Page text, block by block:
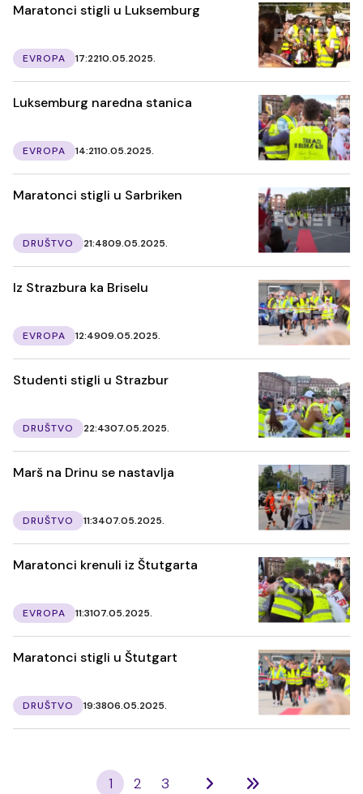
Maratonci stigli u Luksemburg
EVROPA 17:2210.05.2025.
Luksemburg naredna stanica
EVROPA 14:2110.05.2025.
Maratonci stigli u Sarbriken
DRUŠTVO 21:4809.05.2025.
Iz Strazbura ka Briselu
EVROPA 12:4909.05.2025.
Studenti stigli u Strazbur
DRUŠTVO 22:4307.05.2025.
Marš na Drinu se nastavlja
DRUŠTVO 11:3407.05.2025.
Maratonci krenuli iz Štutgarta
EVROPA 11:3107.05.2025.
Maratonci stigli u Štutgart
DRUŠTVO 19:3806.05.2025.
1 2 3